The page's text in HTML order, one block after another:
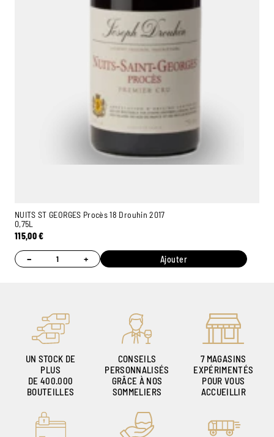
NUITS ST GEORGES Procès 18 Drouhin 2017
0,75L
115,00€
− + Ajouter
UN STOCK DE
PLUS
DE 400.000
BOUTEILLES
CONSEILS
PERSONNALISÉS
GRÂCE À NOS
SOMMELIERS
7 MAGASINS
EXPÉRIMENTÉS
POUR VOUS
ACCUEILLIR